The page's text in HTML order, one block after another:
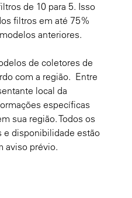
de 10 para 5. Isso
filtros em até 75%
anteriores.
de coletores de
com a região. Entre
local da
específicas
sua região. Todos os
e disponibilidade estão
aviso prévio.